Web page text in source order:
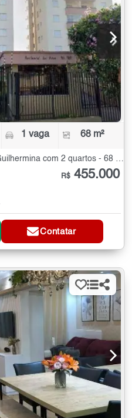
1 vaga 68 m²
Apartamento à Venda na Vila Guilhermina com 2 quartos - 68 m²
R$ 455.000
Contatar